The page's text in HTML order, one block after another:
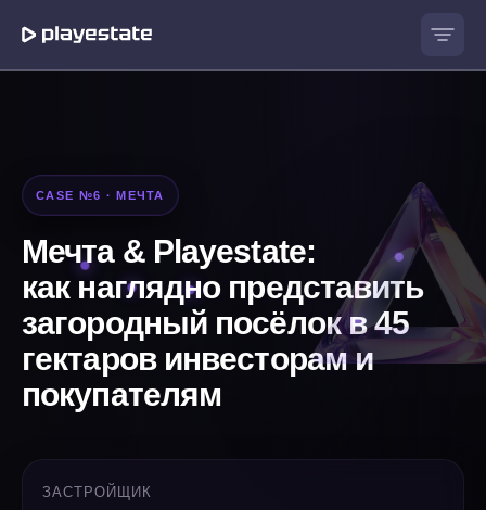
CASE №6 · МЕЧТА
Мечта & Playestate:
как наглядно представить
загородный посёлок в 45
гектаров инвесторам и
покупателям
ЗАСТРОЙЩИК